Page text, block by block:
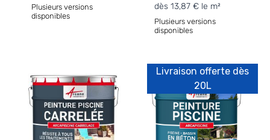
Plusieurs versions
disponibles
dès 13,87 € le m²
Plusieurs versions
disponibles
Livraison offerte dès
20L